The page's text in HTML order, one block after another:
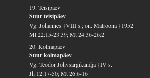
19. Teisipäev
Suur teisipäev
Vg. Johannes †VIII s.; õn. Matroona †1952
Mt 22:15-23:39; Mt 24:36-26:2
20. Kolmapäev
Suur kolmapäev
Vg. Teodor Jõhvsärgikandja †IV s.
Jh 12:17-50; Mt 26:6-16